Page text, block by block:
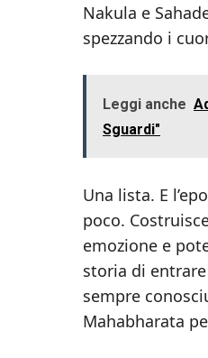
Nakula e
spezzando i
Leggi anche
Sguardi"
Una lista. E
poco.
emozione e
storia di
sempre
Mahabharata